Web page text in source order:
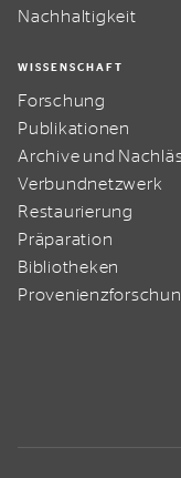
Nachhaltigkeit
WISSENSCHAFT
Forschung
Publikationen
Archive und
Verbundnetzwerk
Restaurierung
Präparation
Bibliotheken